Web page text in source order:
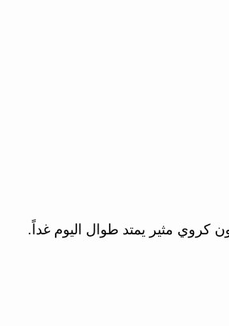
كروي مثير يمتد طوال اليوم غداً.